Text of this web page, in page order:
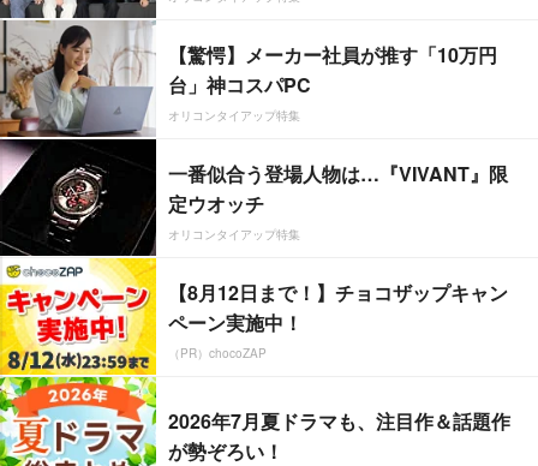
【驚愕】メーカー社員が推す「10万円
台」神コスパPC
オリコンタイアップ特集
一番似合う登場人物は…『VIVANT』限
定ウオッチ
オリコンタイアップ特集
【8月12日まで！】チョコザップキャン
ペーン実施中！
（PR）chocoZAP
2026年7月夏ドラマも、注目作＆話題作
が勢ぞろい！